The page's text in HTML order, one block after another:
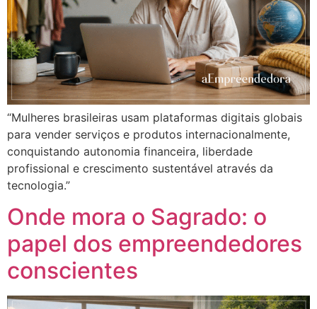
“Mulheres brasileiras usam plataformas digitais globais
para vender serviços e produtos internacionalmente,
conquistando autonomia financeira, liberdade
profissional e crescimento sustentável através da
tecnologia.”
Onde mora o Sagrado: o
papel dos empreendedores
conscientes